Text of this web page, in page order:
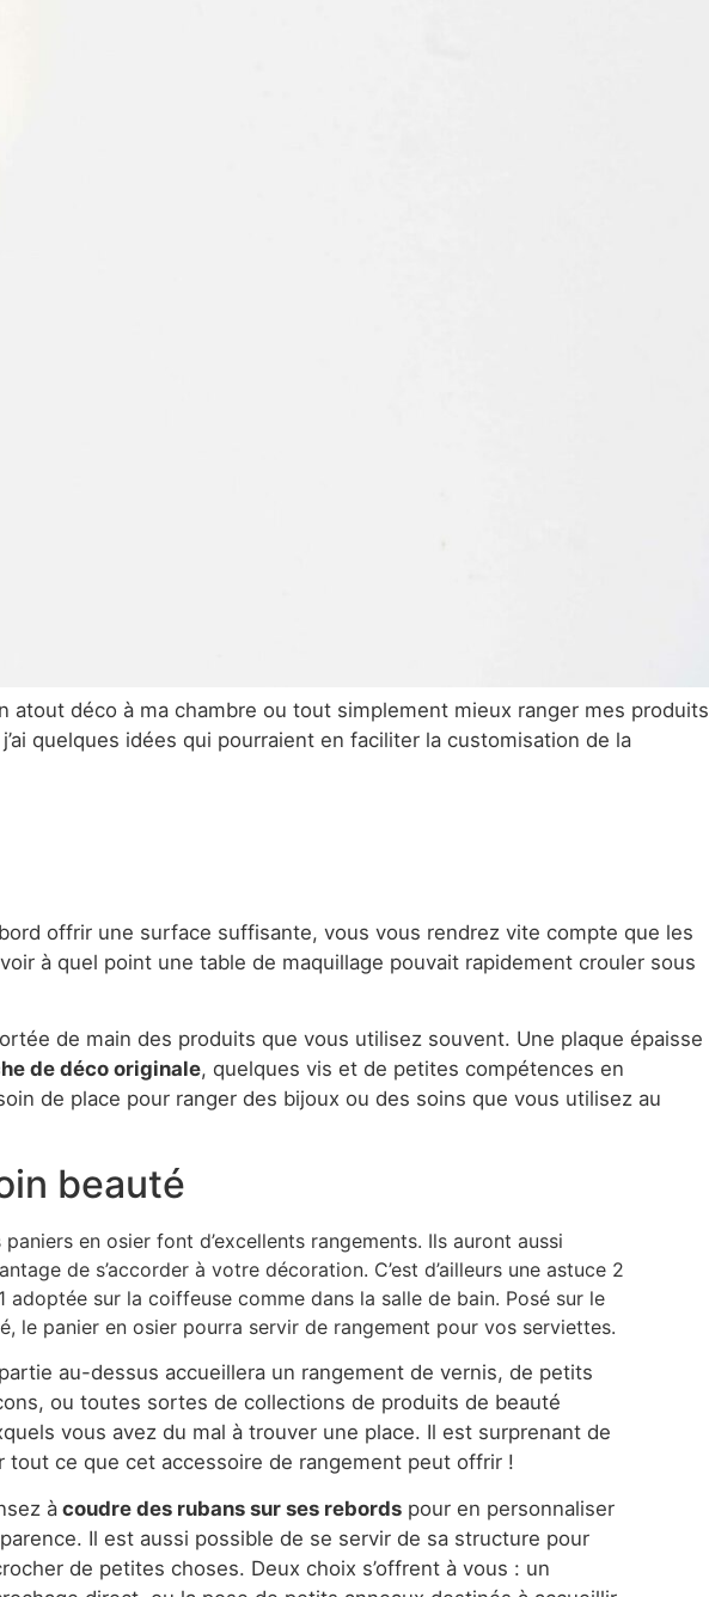
déco à ma chambre ou tout simplement mieux ranger mes produits
quelques idées qui pourraient en faciliter la customisation de la
offrir une surface suffisante, vous vous rendrez vite compte que les
à quel point une table de maquillage pouvait rapidement crouler sous
de main des produits que vous utilisez souvent. Une plaque épaisse
de déco originale, quelques vis et de petites compétences en
de place pour ranger des bijoux ou des soins que vous utilisez au
beauté
paniers en osier font d’excellents rangements. Ils auront aussi
de s’accorder à votre décoration. C’est d’ailleurs une astuce 2
adoptée sur la coiffeuse comme dans la salle de bain. Posé sur le
le panier en osier pourra servir de rangement pour vos serviettes.
au-dessus accueillera un rangement de vernis, de petits
ou toutes sortes de collections de produits de beauté
vous avez du mal à trouver une place. Il est surprenant de
tout ce que cet accessoire de rangement peut offrir !
àcoudre des rubans sur ses rebordspour en personnaliser
Il est aussi possible de se servir de sa structure pour
de petites choses. Deux choix s’offrent à vous : un